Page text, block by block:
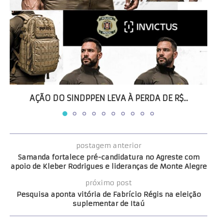
AÇÃO DO SINDPPEN LEVA À PERDA DE R$...
postagem anterior
Samanda fortalece pré-candidatura no Agreste com
apoio de Kleber Rodrigues e lideranças de Monte Alegre
próximo post
Pesquisa aponta vitória de Fabrício Régis na eleição
suplementar de Itaú